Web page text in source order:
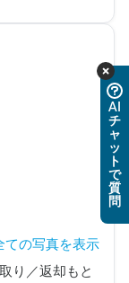
ての写真を表示
り／返却もと
AI
チ
ャ
ッ
ト
で
質
問